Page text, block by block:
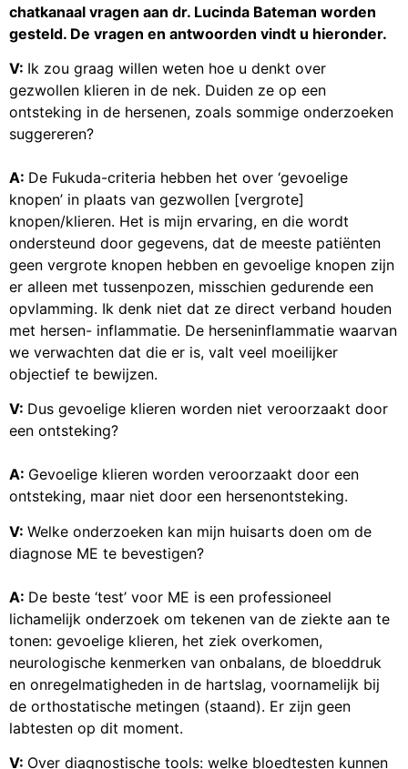
chatkanaal vragen aan dr. Lucinda Bateman worden
gesteld. De vragen en antwoorden vindt u hieronder.
V: Ik zou graag willen weten hoe u denkt over
gezwollen klieren in de nek. Duiden ze op een
ontsteking in de hersenen, zoals sommige onderzoeken
suggereren?
A: De Fukuda-criteria hebben het over ‘gevoelige
knopen’ in plaats van gezwollen [vergrote]
knopen/klieren. Het is mijn ervaring, en die wordt
ondersteund door gegevens, dat de meeste patiënten
geen vergrote knopen hebben en gevoelige knopen zijn
er alleen met tussenpozen, misschien gedurende een
opvlamming. Ik denk niet dat ze direct verband houden
met hersen- inflammatie. De herseninflammatie waarvan
we verwachten dat die er is, valt veel moeilijker
objectief te bewijzen.
V: Dus gevoelige klieren worden niet veroorzaakt door
een ontsteking?
A: Gevoelige klieren worden veroorzaakt door een
ontsteking, maar niet door een hersenontsteking.
V: Welke onderzoeken kan mijn huisarts doen om de
diagnose ME te bevestigen?
A: De beste ‘test’ voor ME is een professioneel
lichamelijk onderzoek om tekenen van de ziekte aan te
tonen: gevoelige klieren, het ziek overkomen,
neurologische kenmerken van onbalans, de bloeddruk
en onregelmatigheden in de hartslag, voornamelijk bij
de orthostatische metingen (staand). Er zijn geen
labtesten op dit moment.
V: Over diagnostische tools: welke bloedtesten kunnen